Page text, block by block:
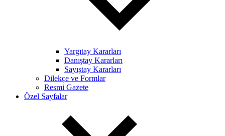
Yargıtay Kararları
Danıştay Kararları
Sayıştay Kararları
Dilekçe ve Formlar
Resmi Gazete
Özel Sayfalar